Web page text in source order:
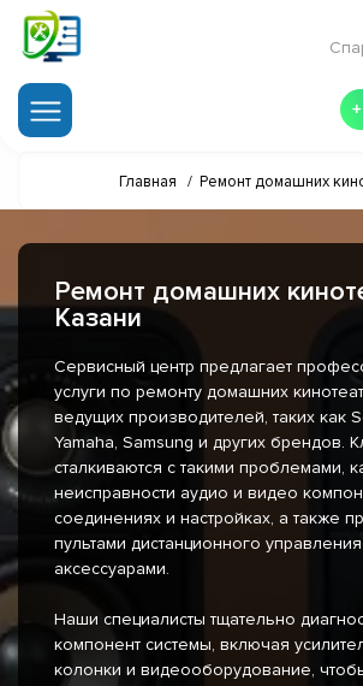
Главная / Ремонт домашних
Ремонт домашних
Казани
Сервисный центр предлагает
услуги по ремонту домашних
ведущих производителей, таких как
Yamaha, Samsung и других брендов.
сталкиваются с такими проблемами,
неисправности аудио и видео
соединениях и настройках, а также
пультами дистанционного
аксессуарами.
Наши специалисты тщательно
компонент системы, включая
колонки и видеооборудование,